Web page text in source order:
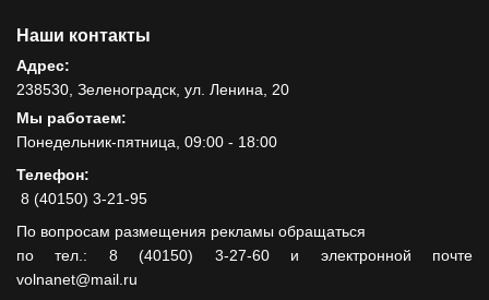
Наши контакты
Адрес:
238530, Зеленоградск, ул. Ленина, 20
Мы работаем:
Понедельник-пятница, 09:00 - 18:00
Телефон:
8 (40150) 3-21-95
По вопросам размещения рекламы обращаться
по тел.: 8 (40150) 3-27-60 и электронной почте
volnanet@mail.ru